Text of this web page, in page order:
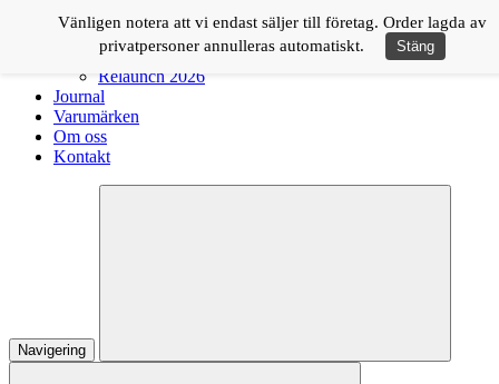
Logga in
Relaunch 2026
Journal
Varumärken
Om oss
Kontakt
Navigering
Vänligen notera att vi endast säljer till företag. Order lagda av
privatpersoner annulleras automatiskt.
Stäng